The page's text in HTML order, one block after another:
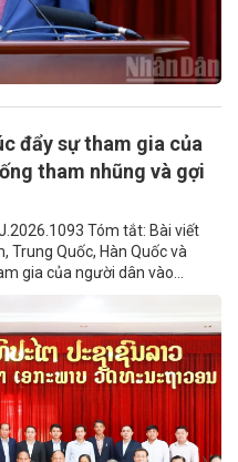
đẩy sự tham gia của
tham nhũng và gợi
Tóm tắt: Bài viết
Trung Quốc, Hàn Quốc và
gia của người dân vào...